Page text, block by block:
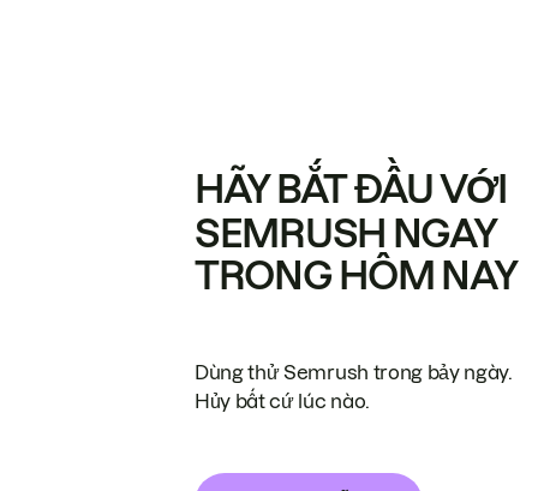
HÃY BẮT ĐẦU VỚI
SEMRUSH NGAY
TRONG HÔM NAY
Dùng thử Semrush trong bảy ngày.
Hủy bất cứ lúc nào.